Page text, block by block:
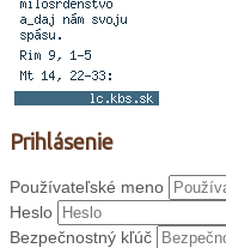
Prihlásenie
Používateľské meno
Heslo
Bezpečnostný kľúč